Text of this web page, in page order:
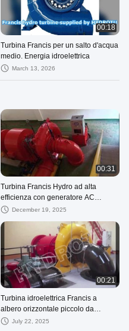
00:18
Turbina Francis per un salto d'acqua
medio. Energia idroelettrica
March 13, 2026
00:31
Turbina Francis Hydro ad alta
efficienza con generatore AC
sincrono per un carico d'acqua
December 19, 2025
00:21
Turbina idroelettrica Francis a
albero orizzontale piccolo da
400KW, Generatore turbina idraulica
July 22, 2025